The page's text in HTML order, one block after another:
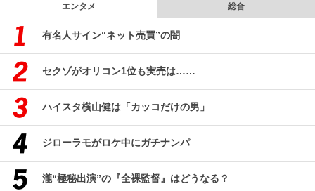
エンタメ 総合
有名人サイン“ネット売買”の闇
セクゾがオリコン1位も実売は……
ハイスタ横山健は「カッコだけの男」
ジローラモがロケ中にガチナンパ
瀧“極秘出演”の『全裸監督』はどうなる？